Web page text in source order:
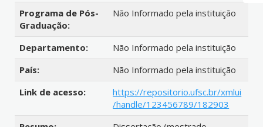
Programa de Pós-
Graduação:
Não Informado pela instituição
Departamento:
Não Informado pela instituição
País:
Não Informado pela instituição
Link de acesso:
https://repositorio.ufsc.br/xmlui
/handle/123456789/182903